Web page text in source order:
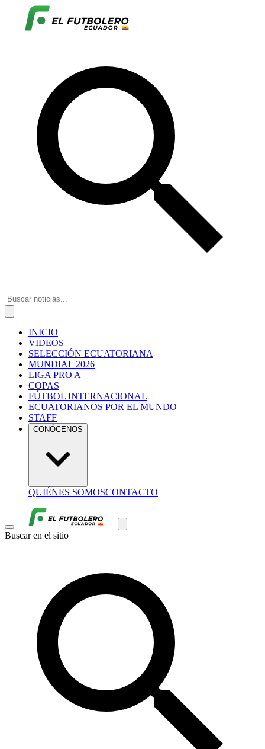
INICIO
VIDEOS
SELECCIÓN ECUATORIANA
MUNDIAL 2026
LIGA PRO A
COPAS
FÚTBOL INTERNACIONAL
ECUATORIANOS POR EL MUNDO
STAFF
CONÓCENOS
QUIÉNES SOMOSCONTACTO
Buscar en el sitio